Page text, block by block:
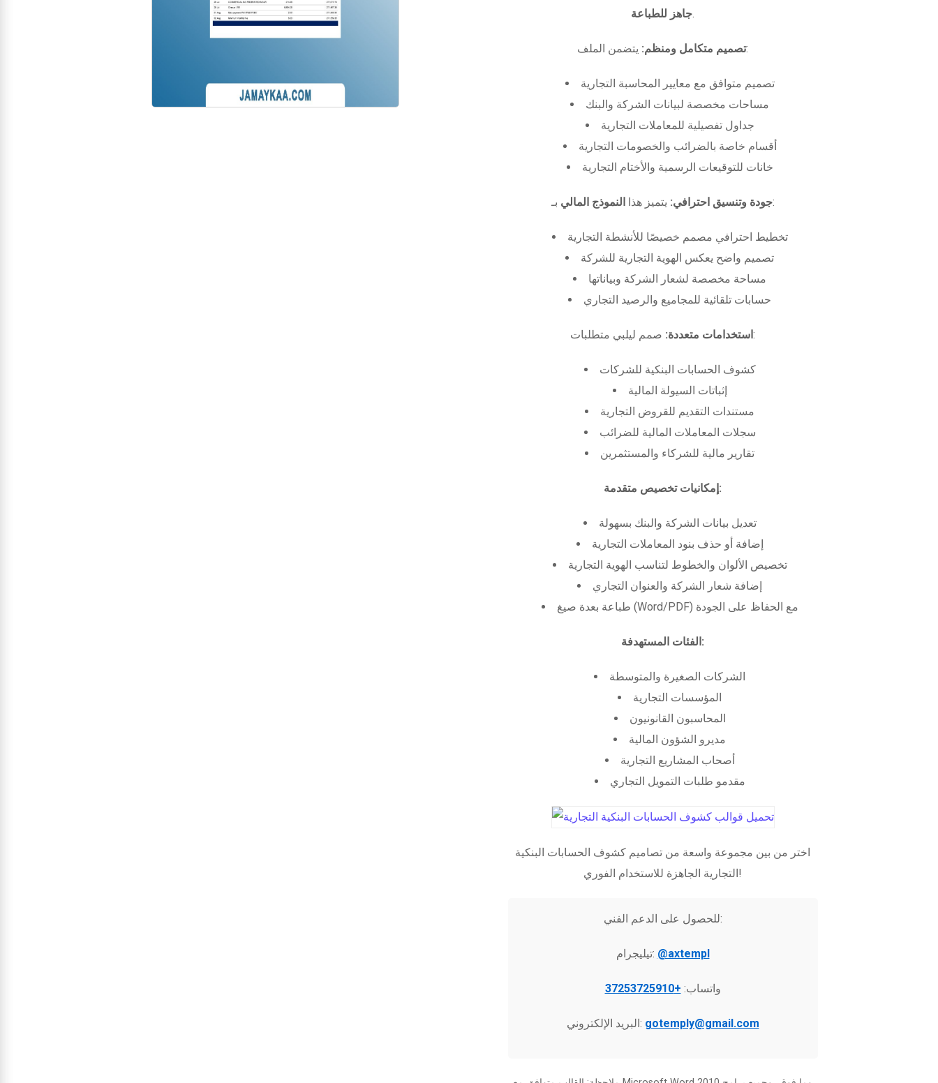
جاهز للطباعة.
تصميم متكامل ومنظم:يتضمن الملف:
تصميم متوافق مع معايير المحاسبة التجارية
مساحات مخصصة لبيانات الشركة والبنك
جداول تفصيلية للمعاملات التجارية
أقسام خاصة بالضرائب والخصومات التجارية
خانات للتوقيعات الرسمية والأختام التجارية
جودة وتنسيق احترافي: يتميز هذا النموذج المالي بـ:
تخطيط احترافي مصمم خصيصًا للأنشطة التجارية
تصميم واضح يعكس الهوية التجارية للشركة
مساحة مخصصة لشعار الشركة وبياناتها
حسابات تلقائية للمجاميع والرصيد التجاري
استخدامات متعددة:صمم ليلبي متطلبات:
كشوف الحسابات البنكية للشركات
إثباتات السيولة المالية
مستندات التقديم للقروض التجارية
سجلات المعاملات المالية للضرائب
تقارير مالية للشركاء والمستثمرين
إمكانيات تخصيص متقدمة:
تعديل بيانات الشركة والبنك بسهولة
إضافة أو حذف بنود المعاملات التجارية
تخصيص الألوان والخطوط لتناسب الهوية التجارية
إضافة شعار الشركة والعنوان التجاري
طباعة بعدة صيغ (Word/PDF) مع الحفاظ على الجودة
الفئات المستهدفة:
الشركات الصغيرة والمتوسطة
المؤسسات التجارية
المحاسبون القانونيون
مديرو الشؤون المالية
أصحاب المشاريع التجارية
مقدمو طلبات التمويل التجاري
اختر من بين مجموعة واسعة من تصاميم كشوف الحسابات البنكية
التجارية الجاهزة للاستخدام الفوري!
للحصول على الدعم الفني:
تيليجرام: @axtempl
واتساب: +37253725910
البريد الإلكتروني: gotemply@gmail.com